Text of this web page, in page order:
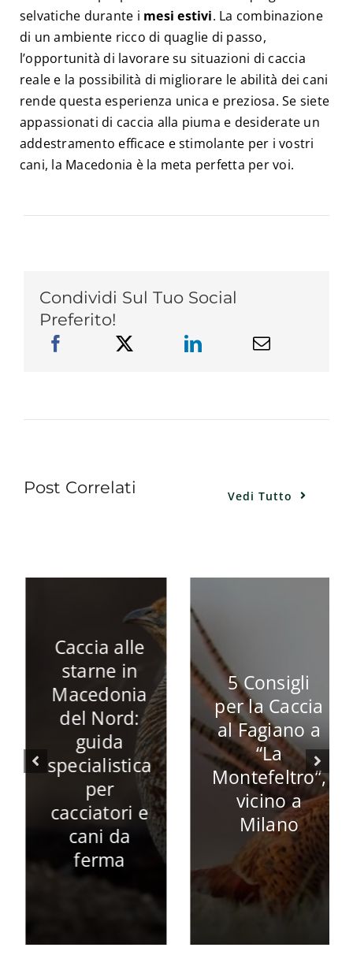
selvatiche durante i mesi estivi. La combinazione
di un ambiente ricco di quaglie di passo,
l’opportunità di lavorare su situazioni di caccia
reale e la possibilità di migliorare le abilità dei cani
rende questa esperienza unica e preziosa. Se siete
appassionati di caccia alla piuma e desiderate un
addestramento efficace e stimolante per i vostri
cani, la Macedonia è la meta perfetta per voi.
Condividi Sul Tuo Social
Preferito!
Post Correlati Vedi Tutto
Caccia alle
starne in
Macedonia
del Nord:
guida
specialistica
per
cacciatori e
cani da
ferma
5 Consigli
per la Caccia
al Fagiano a
“La
Montefeltro”,
vicino a
Milano